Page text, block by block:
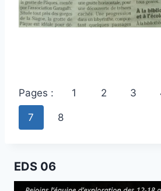
Pages : 1 2 3
7 8
EDS 06